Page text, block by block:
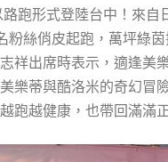
跑形式登陸台中！來
粉絲俏皮起跑，萬坪綠
祥出席時表示，適逢
樂蒂與酷洛米的奇幻冒
跑越健康，也帶回滿滿